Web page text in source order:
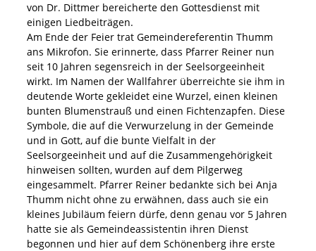
von Dr. Dittmer bereicherte den Gottesdienst mit
einigen Liedbeiträgen.
Am Ende der Feier trat Gemeindereferentin Thumm
ans Mikrofon. Sie erinnerte, dass Pfarrer Reiner nun
seit 10 Jahren segensreich in der Seelsorgeeinheit
wirkt. Im Namen der Wallfahrer überreichte sie ihm in
deutende Worte gekleidet eine Wurzel, einen kleinen
bunten Blumenstrauß und einen Fichtenzapfen. Diese
Symbole, die auf die Verwurzelung in der Gemeinde
und in Gott, auf die bunte Vielfalt in der
Seelsorgeeinheit und auf die Zusammengehörigkeit
hinweisen sollten, wurden auf dem Pilgerweg
eingesammelt. Pfarrer Reiner bedankte sich bei Anja
Thumm nicht ohne zu erwähnen, dass auch sie ein
kleines Jubiläum feiern dürfe, denn genau vor 5 Jahren
hatte sie als Gemeindeassistentin ihren Dienst
begonnen und hier auf dem Schönenberg ihre erste